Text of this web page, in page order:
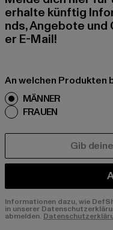
erhalte künftig
nds, Angebote
er E-Mail!
An welchen
MÄNNER
FRAUEN
Informationen dazu, wie
in unserer
abmelden.